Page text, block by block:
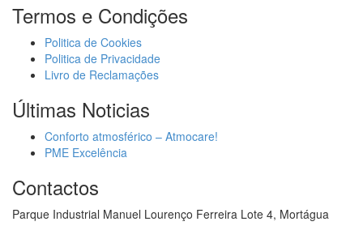
Termos e Condições
Politica de Cookies
Politica de Privacidade
Livro de Reclamações
Últimas Noticias
Conforto atmosférico – Atmocare!
PME Excelência
Contactos
Parque Industrial Manuel Lourenço Ferreira Lote 4, Mortágua